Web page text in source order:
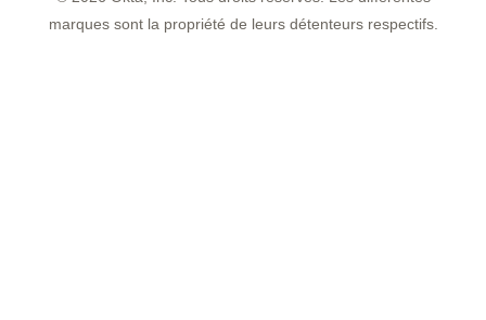
marques sont la propriété de leurs détenteurs respectifs.